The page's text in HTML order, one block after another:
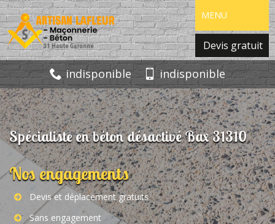
MENU
Devis gratuit
indisponible indisponible
Spécialiste en béton désactivé Bax 31310
Nos engagements
Devis et déplacement gratuits
Sans engagement